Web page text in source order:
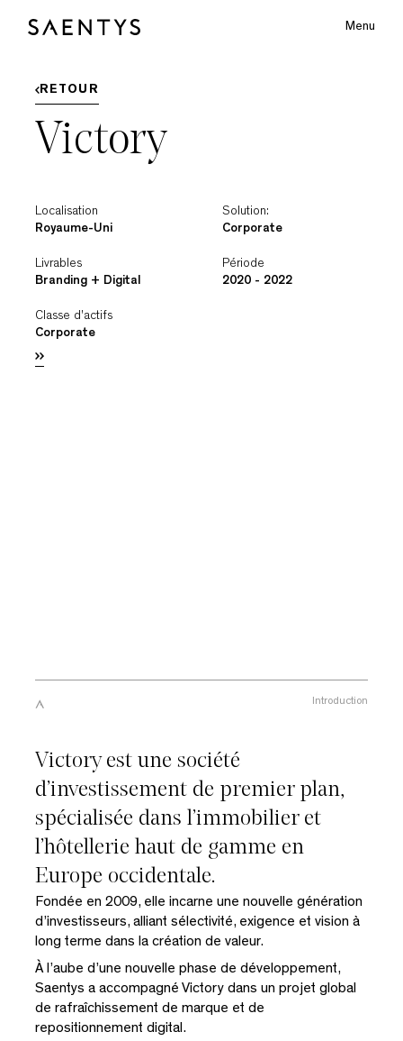
SMain Logo Menu
RETOUR
Victory
Localisation
Royaume-Uni
Solution:
Corporate
Livrables
Branding + Digital
Période
2020 - 2022
Classe d'actifs
Corporate
Introduction
Victory est une société
d’investissement de premier plan,
spécialisée dans l’immobilier et
l’hôtellerie haut de gamme en
Europe occidentale.
Fondée en 2009, elle incarne une nouvelle génération
d’investisseurs, alliant sélectivité, exigence et vision à
long terme dans la création de valeur.
À l’aube d’une nouvelle phase de développement,
Saentys a accompagné Victory dans un projet global
de rafraîchissement de marque et de
repositionnement digital.